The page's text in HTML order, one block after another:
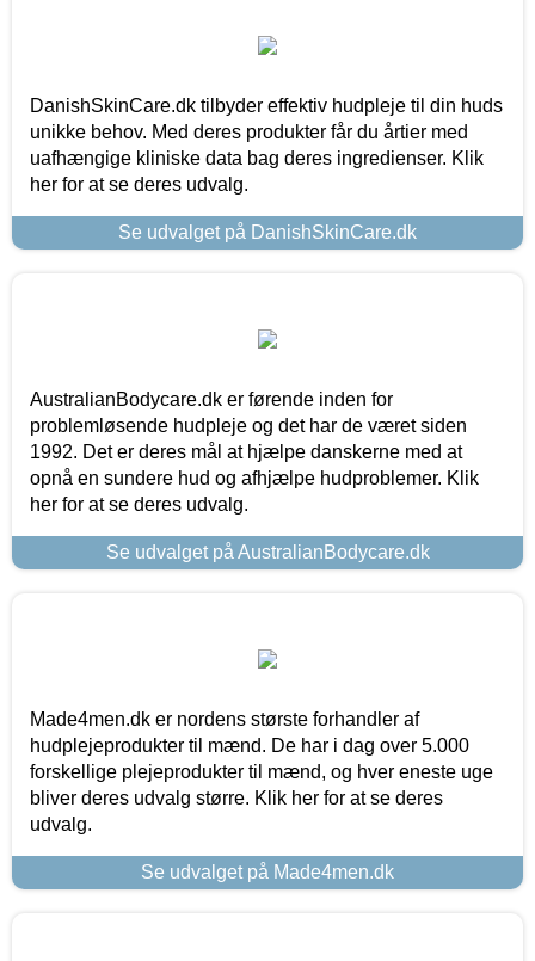
DanishSkinCare.dk tilbyder effektiv hudpleje til din huds
unikke behov. Med deres produkter får du årtier med
uafhængige kliniske data bag deres ingredienser. Klik
her for at se deres udvalg.
Se udvalget på DanishSkinCare.dk
AustralianBodycare.dk er førende inden for
problemløsende hudpleje og det har de været siden
1992. Det er deres mål at hjælpe danskerne med at
opnå en sundere hud og afhjælpe hudproblemer. Klik
her for at se deres udvalg.
Se udvalget på AustralianBodycare.dk
Made4men.dk er nordens største forhandler af
hudplejeprodukter til mænd. De har i dag over 5.000
forskellige plejeprodukter til mænd, og hver eneste uge
bliver deres udvalg større. Klik her for at se deres
udvalg.
Se udvalget på Made4men.dk